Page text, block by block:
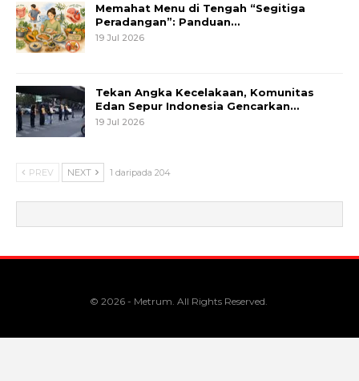
Memahat Menu di Tengah “Segitiga
Peradangan”: Panduan…
19 Jul 2026
Tekan Angka Kecelakaan, Komunitas
Edan Sepur Indonesia Gencarkan…
19 Jul 2026
PREV NEXT 1 daripada 204
© 2026 - Metrum. All Rights Reserved.